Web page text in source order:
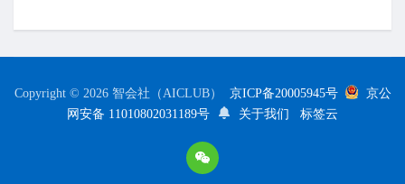
Copyright © 2026 智会社（AICLUB） 京ICP备20005945号
京公
网安备 11010802031189号
关于我们 标签云